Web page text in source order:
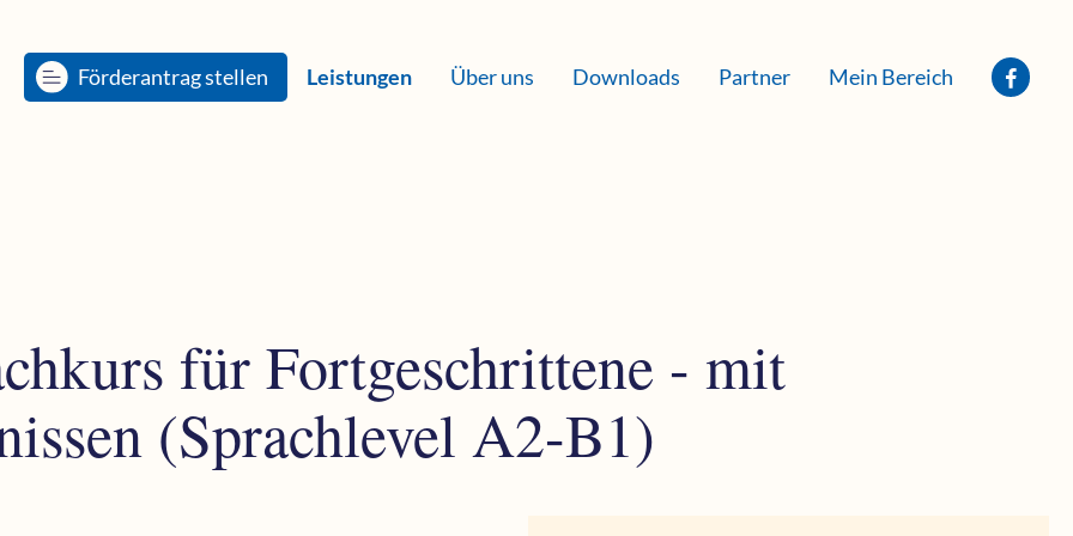
Förderantrag stellen Leistungen Über uns Downloads Partner Mein Bereich
für Fortgeschrittene - mit
(Sprachlevel A2-B1)